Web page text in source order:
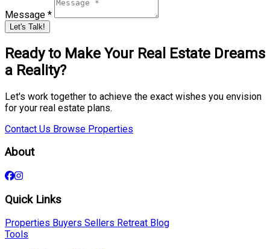
Message *
Let's Talk!
Ready to Make Your Real Estate Dreams
a Reality?
Let's work together to achieve the exact wishes you envision
for your real estate plans.
Contact Us Browse Properties
About
Quick Links
Properties Buyers Sellers Retreat Blog
Tools